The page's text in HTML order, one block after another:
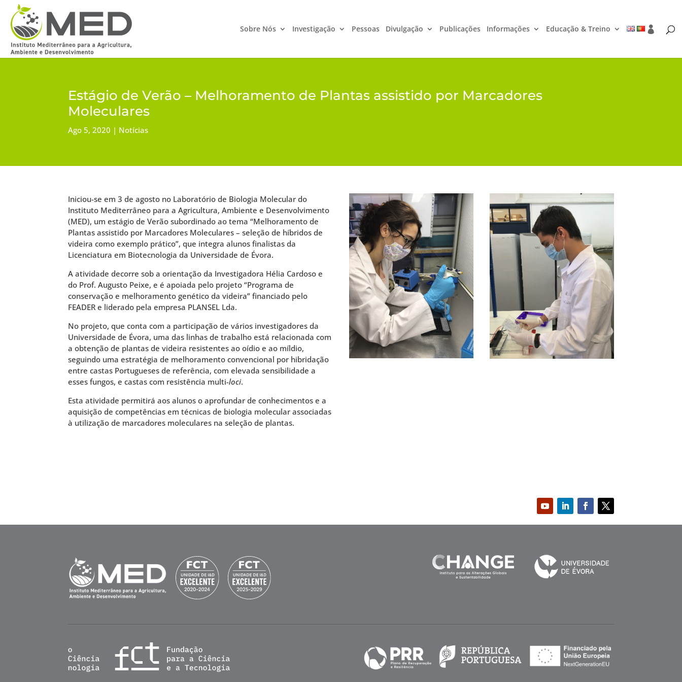
Sobre Nós Investigação Pessoas Divulgação Publicações Informações Educação & Treino
Estágio de Verão – Melhoramento de Plantas assistido por Marcadores
Moleculares
Ago 5, 2020 Notícias
Iniciou-se em 3 de agosto no Laboratório de Biologia Molecular do
Instituto Mediterrâneo para a Agricultura, Ambiente e Desenvolvimento
(MED), um estágio de Verão subordinado ao tema “Melhoramento de
Plantas assistido por Marcadores Moleculares – seleção de híbridos de
videira como exemplo prático”, que integra alunos finalistas da
Licenciatura em Biotecnologia da Universidade de Évora.
A atividade decorre sob a orientação da Investigadora Hélia Cardoso e
do Prof. Augusto Peixe, e é apoiada pelo projeto “Programa de
conservação e melhoramento genético da videira” financiado pelo
FEADER e liderado pela empresa PLANSEL Lda.
No projeto, que conta com a participação de vários investigadores da
Universidade de Évora, uma das linhas de trabalho está relacionada com
a obtenção de plantas de videira resistentes ao oídio e ao míldio,
seguindo uma estratégia de melhoramento convencional por hibridação
entre castas Portugueses de referência, com elevada sensibilidade a
esses fungos, e castas com resistência multi-loci.
Esta atividade permitirá aos alunos o aprofundar de conhecimentos e a
aquisição de competências em técnicas de biologia molecular associadas
à utilização de marcadores moleculares na seleção de plantas.